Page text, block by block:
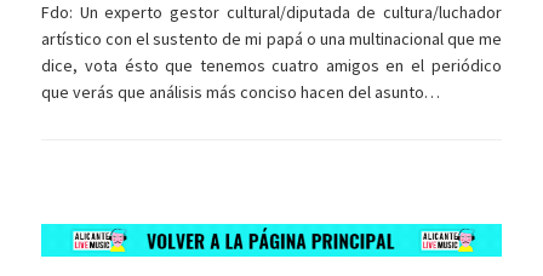
Fdo: Un experto gestor cultural/diputada de cultura/luchador
artístico con el sustento de mi papá o una multinacional que me
dice, vota ésto que tenemos cuatro amigos en el periódico
que verás que análisis más conciso hacen del asunto…